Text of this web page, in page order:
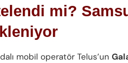
mi?
mobil operatör Telus’un